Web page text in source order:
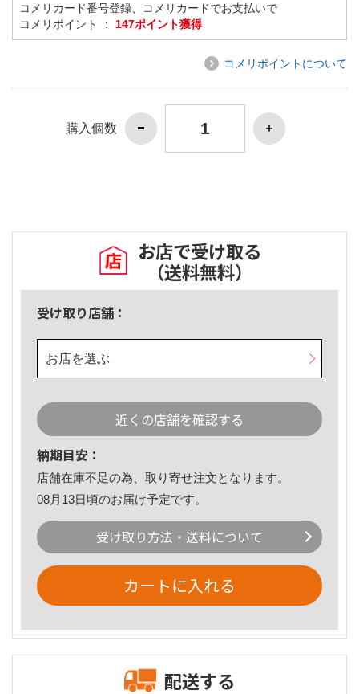
コメリカード番号登録、コメリカードでお支払いで
コメリポイント ： 147ポイント獲得
コメリポイントについて
購入個数
お店で受け取る
（送料無料）
受け取り店舗：
お店を選ぶ
近くの店舗を確認する
納期目安：
店舗在庫不足の為、取り寄せ注文となります。
08月13日頃のお届け予定です。
受け取り方法・送料について
カートに入れる
配送する